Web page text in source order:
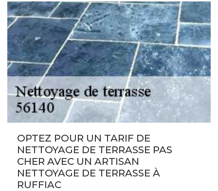
OPTEZ POUR UN TARIF DE
NETTOYAGE DE TERRASSE PAS
CHER AVEC UN ARTISAN
NETTOYAGE DE TERRASSE À
RUFFIAC